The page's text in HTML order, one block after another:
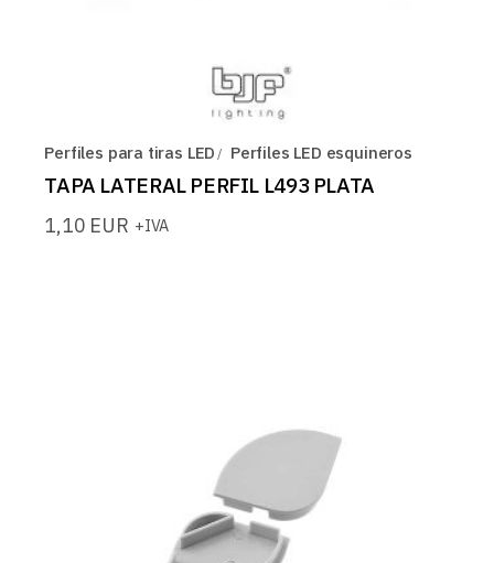
Perfiles para tiras LED Perfiles LED esquineros
TAPA LATERAL PERFIL L493 PLATA
1,10 EUR +IVA